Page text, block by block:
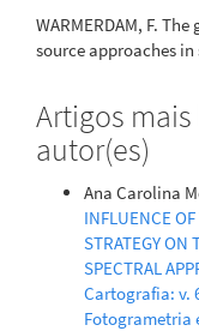
WARMERDAM, F.
source approaches
Artigos
autor(es)
Ana Carolina
INFLUENCE
STRATEGY ON
SPECTRAL
Cartografia: v.
Fotogrametria